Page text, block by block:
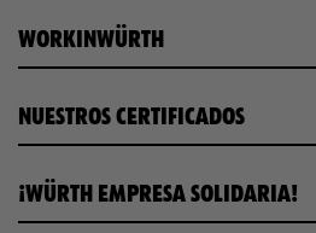
WORKINWÜRTH
NUESTROS CERTIFICADOS
¡WÜRTH EMPRESA SOLIDARIA!